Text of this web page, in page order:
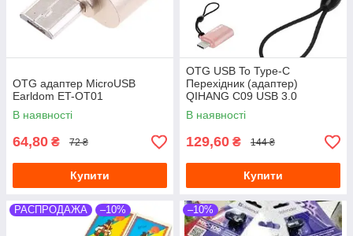
OTG адаптер MicroUSB
Earldom ET-OT01
В наявності
64,80 ₴ 72 ₴
Купити
OTG USB To Type-C
Перехідник (адаптер)
QIHANG C09 USB 3.0
В наявності
129,60 ₴ 144 ₴
Купити
РАСПРОДАЖА –10% –10%